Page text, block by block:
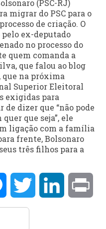
(PSC-RJ)
migrar do PSC para o
de criação. O
ex-deputado
no processo do
quem comanda a
que falou ao blog
que na próxima
Superior Eleitoral
exigidas para
dizer que “não pode
que seja”, ele
ligação com a família
frente, Bolsonaro
três filhos para a
MessengerTwitter LinkedIn